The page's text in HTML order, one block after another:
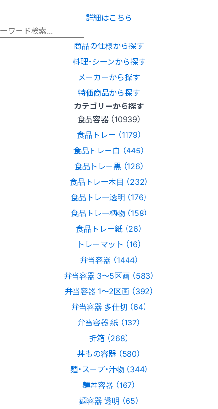
詳細はこちら
商品の仕様から探す
料理･シーンから探す
メーカーから探す
特価商品から探す
カテゴリーから探す
食品容器 （10939）
食品トレー （1179）
食品トレー白 （445）
食品トレー黒 （126）
食品トレー木目 （232）
食品トレー透明 （176）
食品トレー柄物 （158）
食品トレー紙 （26）
トレーマット （16）
弁当容器 （1444）
弁当容器 3〜5区画 （583）
弁当容器 1〜2区画 （392）
弁当容器 多仕切 （64）
弁当容器 紙 （137）
折箱 （268）
丼もの容器 （580）
麺・スープ・汁物 （344）
麺丼容器 （167）
麺容器 透明 （65）